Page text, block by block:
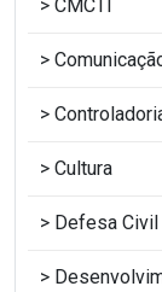
CMCTI
Cultura
Defesa Civil